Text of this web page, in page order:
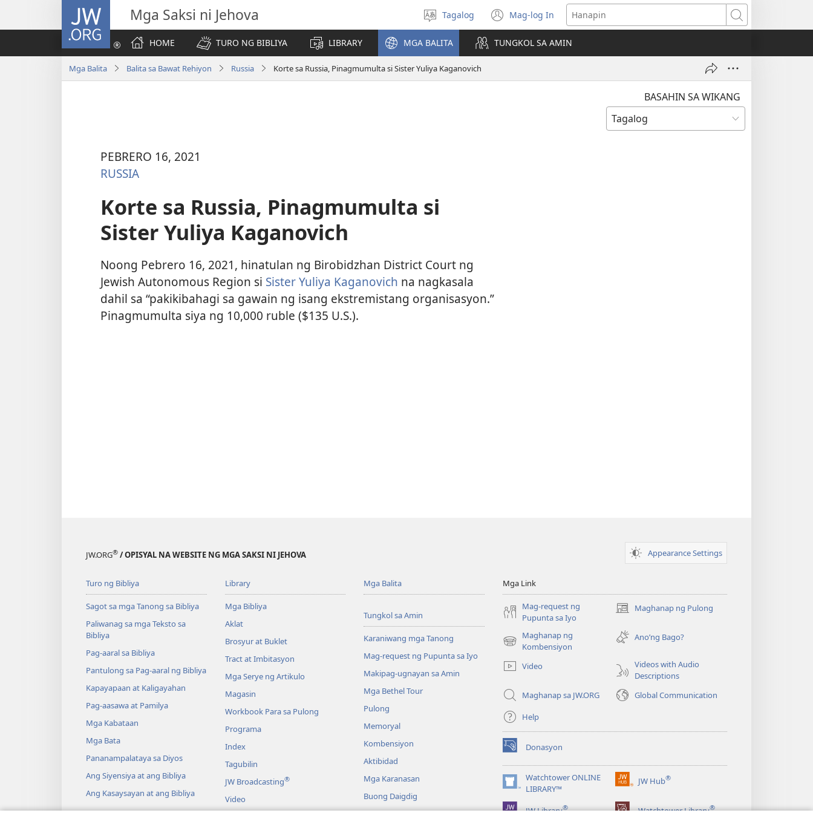
JW.ORG Mga Saksi ni Jehova
Pumili
ng
wika
Tagalog Mag-log In
(may
bubukas
na
bagong
Hanapin
HOME
TURO NG BIBLIYA LIBRARY MGA BALITA TUNGKOL SA AMIN
Mga Balita Balita sa Bawat Rehiyon Russia Korte sa Russia, Pinagmumulta si Sister Yuliya Kaganovich
BASAHIN SA WIKANG
PEBRERO 16, 2021
RUSSIA
Korte sa Russia, Pinagmumulta si
Sister Yuliya Kaganovich
Noong Pebrero 16, 2021, hinatulan ng Birobidzhan District Court ng
Jewish Autonomous Region si Sister Yuliya Kaganovich na nagkasala
dahil sa “pakikibahagi sa gawain ng isang ekstremistang organisasyon.”
Pinagmumulta siya ng 10,000 ruble ($135 U.S.).
JW.ORG® / OPISYAL NA WEBSITE NG MGA SAKSI NI JEHOVA Appearance Settings
Turo ng Bibliya
Sagot sa mga Tanong sa Bibliya
Paliwanag sa mga Teksto sa
Bibliya
Pag-aaral sa Bibliya
Pantulong sa Pag-aaral ng Bibliya
Kapayapaan at Kaligayahan
Pag-aasawa at Pamilya
Mga Kabataan
Mga Bata
Pananampalataya sa Diyos
Ang Siyensiya at ang Bibliya
Ang Kasaysayan at ang Bibliya
Library
Mga Bibliya
Aklat
Brosyur at Buklet
Tract at Imbitasyon
Mga Serye ng Artikulo
Magasin
Workbook Para sa Pulong
Programa
Index
Tagubilin
JW Broadcasting®
Video
Mga Balita
Tungkol sa Amin
Karaniwang mga Tanong
Mag-request ng Pupunta sa Iyo
Makipag-ugnayan sa Amin
Mga Bethel Tour
Pulong
Memoryal
Kombensiyon
Aktibidad
Mga Karanasan
Buong Daigdig
Mga Link
Mag-request ng
Pupunta sa Iyo
Maghanap ng Pulong
(may
na
window)
Maghanap ng
Kombensiyon
(may
na
window)
Ano’ng Bago?
Video
Videos with Audio
Descriptions
Maghanap sa JW.ORG
Global Communication
Help
Donasyon
(may
bubukas
na
bagong
Watchtower ONLINE
LIBRARY™
(may
bubukas
JW Hub®
(may
na
JW Library® Watchtower Library®